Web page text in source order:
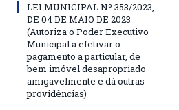
LEI MUNICIPAL Nº 353/2023,
DE 04 DE MAIO DE 2023
(Autoriza o Poder Executivo
Municipal a efetivar o
pagamento a particular, de
bem imóvel desapropriado
amigavelmente e dá outras
providências)